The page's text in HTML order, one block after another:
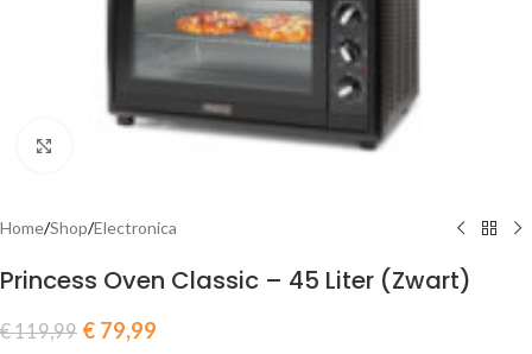
Home/Shop/Electronica
Princess Oven Classic – 45 Liter (Zwart)
€119,99 € 79,99